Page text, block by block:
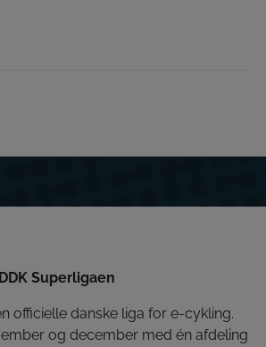
Superligaen
officielle danske liga for e-cykling.
og december med én afdeling